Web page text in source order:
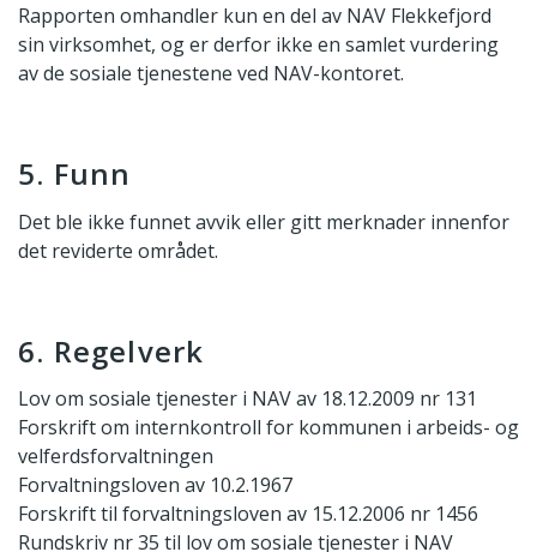
Rapporten omhandler kun en del av NAV Flekkefjord
sin virksomhet, og er derfor ikke en samlet vurdering
av de sosiale tjenestene ved NAV-kontoret.
5. Funn
Det ble ikke funnet avvik eller gitt merknader innenfor
det reviderte området.
6. Regelverk
Lov om sosiale tjenester i NAV av 18.12.2009 nr 131
Forskrift om internkontroll for kommunen i arbeids- og
velferdsforvaltningen
Forvaltningsloven av 10.2.1967
Forskrift til forvaltningsloven av 15.12.2006 nr 1456
Rundskriv nr 35 til lov om sosiale tjenester i NAV